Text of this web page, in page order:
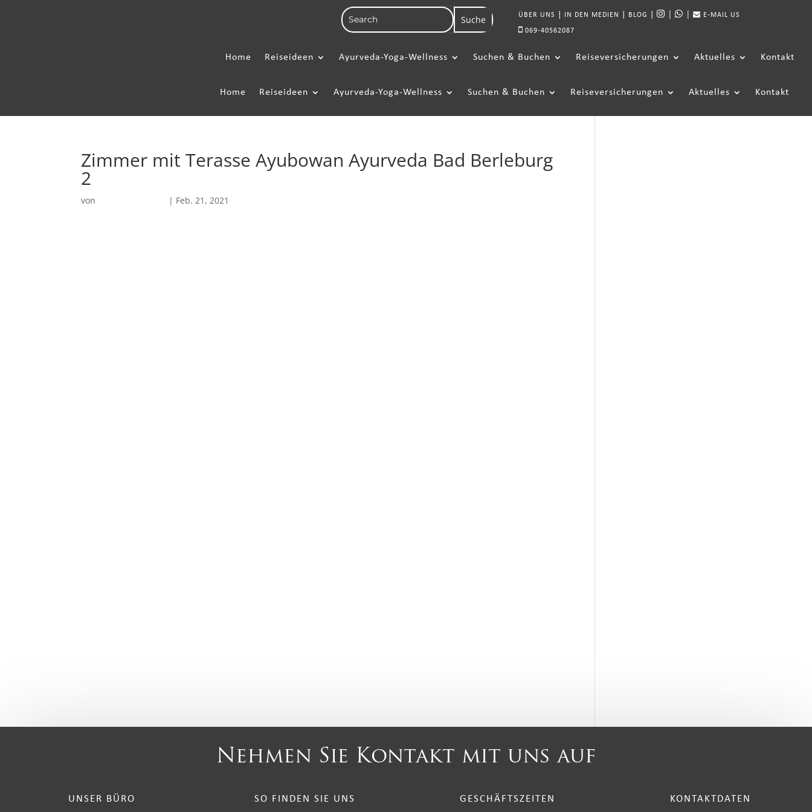
ÜBER UNS IN DEN MEDIEN BLOG | | E-MAIL US
069-40562087
Home Reiseideen Ayurveda-Yoga-Wellness Suchen & Buchen Reiseversicherungen Aktuelles Kontakt
Home Reiseideen Ayurveda-Yoga-Wellness Suchen & Buchen Reiseversicherungen Aktuelles Kontakt
Zimmer mit Terasse Ayubowan Ayurveda Bad Berleburg
2
von | Feb. 21, 2021
Nehmen Sie Kontakt mit uns auf
UNSER BÜRO SO FINDEN SIE UNS GESCHÄFTSZEITEN KONTAKTDATEN